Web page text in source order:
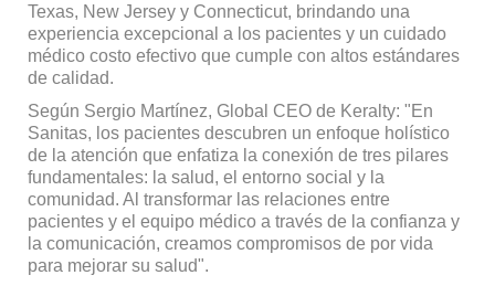
Texas, New Jersey y Connecticut, brindando una
experiencia excepcional a los pacientes y un cuidado
médico costo efectivo que cumple con altos estándares
de calidad.
Según Sergio Martínez, Global CEO de Keralty: "En
Sanitas, los pacientes descubren un enfoque holístico
de la atención que enfatiza la conexión de tres pilares
fundamentales: la salud, el entorno social y la
comunidad. Al transformar las relaciones entre
pacientes y el equipo médico a través de la confianza y
la comunicación, creamos compromisos de por vida
para mejorar su salud".